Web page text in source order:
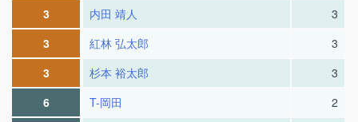
3
内田 靖人
3
3
紅林 弘太郎
3
3
杉本 裕太郎
3
6
T-岡田
2